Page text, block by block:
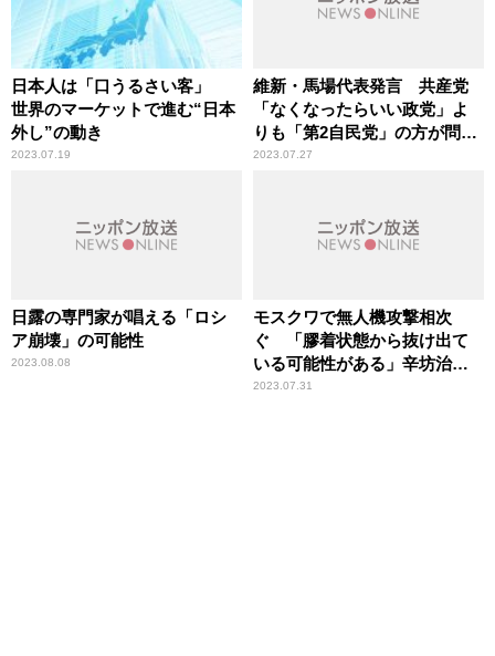
日本人は「口うるさい客」
世界のマーケットで進む“日本
外し”の動き
2023.07.19
維新・馬場代表発言 共産党
「なくなったらいい政党」よ
りも「第2自民党」の方が問
題 鈴木哲夫が指摘
2023.07.27
日露の専門家が唱える「ロシ
ア崩壊」の可能性
2023.08.08
モスクワで無人機攻撃相次
ぐ 「膠着状態から抜け出て
いる可能性がある」辛坊治郎
が指摘
2023.07.31